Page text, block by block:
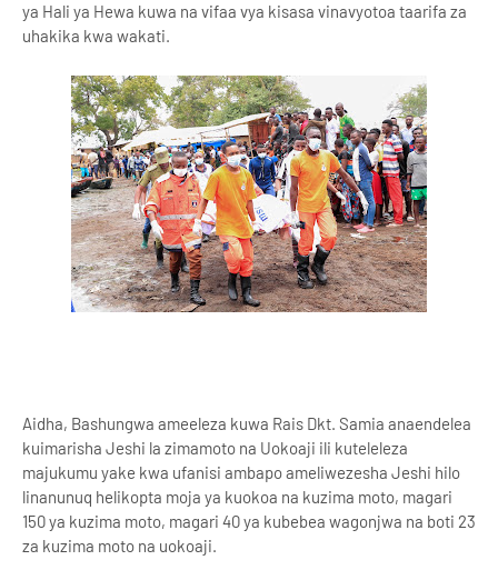
ya Hali ya Hewa kuwa na vifaa vya kisasa vinavyotoa taarifa za
uhakika kwa wakati.
Aidha, Bashungwa ameeleza kuwa Rais Dkt. Samia anaendelea
kuimarisha Jeshi la zimamoto na Uokoaji ili kuteleleza
majukumu yake kwa ufanisi ambapo ameliwezesha Jeshi hilo
linanunuq helikopta moja ya kuokoa na kuzima moto, magari
150 ya kuzima moto, magari 40 ya kubebea wagonjwa na boti 23
za kuzima moto na uokoaji.